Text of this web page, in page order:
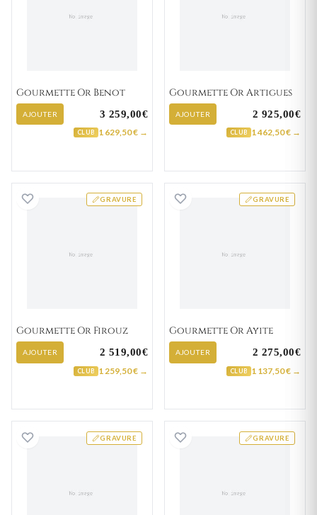
Gourmette Or Benot
AJOUTER 3 259,00€
CLUB 1 629,50 € →
Gourmette Or Artigues
AJOUTER 2 925,00€
CLUB 1 462,50 € →
GRAVURE
Gourmette Or Firouz
Gourmette Or Firouz
AJOUTER 2 519,00€
CLUB 1 259,50 € →
GRAVURE
Gourmette Or
Gourmette Or Ayite
AJOUTER 2 275,00€
CLUB 1 137,50 € →
GRAVURE
Gourmette Or Darmagnac GRAVURE
Gourmette Or